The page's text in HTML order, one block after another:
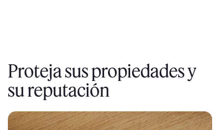
Proteja sus propiedades y
su reputación